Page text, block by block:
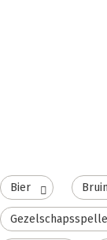
Bier